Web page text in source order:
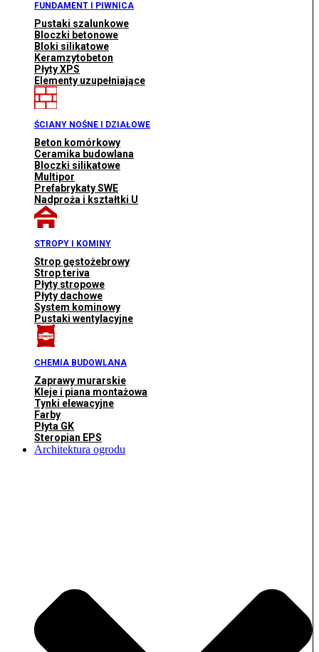
FUNDAMENT I PIWNICA
Pustaki szalunkowe
Bloczki betonowe
Bloki silikatowe
Keramzytobeton
Płyty XPS
Elementy uzupełniające
ŚCIANY NOŚNE I DZIAŁOWE
Beton komórkowy
Ceramika budowlana
Bloczki silikatowe
Multipor
Prefabrykaty SWE
Nadproża i kształtki U
STROPY I KOMINY
Strop gęstożebrowy
Strop teriva
Płyty stropowe
Płyty dachowe
System kominowy
Pustaki wentylacyjne
CHEMIA BUDOWLANA
Zaprawy murarskie
Kleje i piana montażowa
Tynki elewacyjne
Farby
Płyta GK
Steropian EPS
Architektura ogrodu